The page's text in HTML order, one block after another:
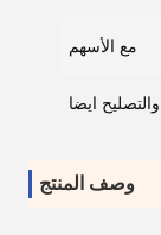
مع الأسهم
ايضا
وصف المنتج